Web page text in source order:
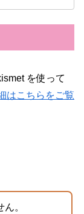
を使って
はこちらをご覧
。